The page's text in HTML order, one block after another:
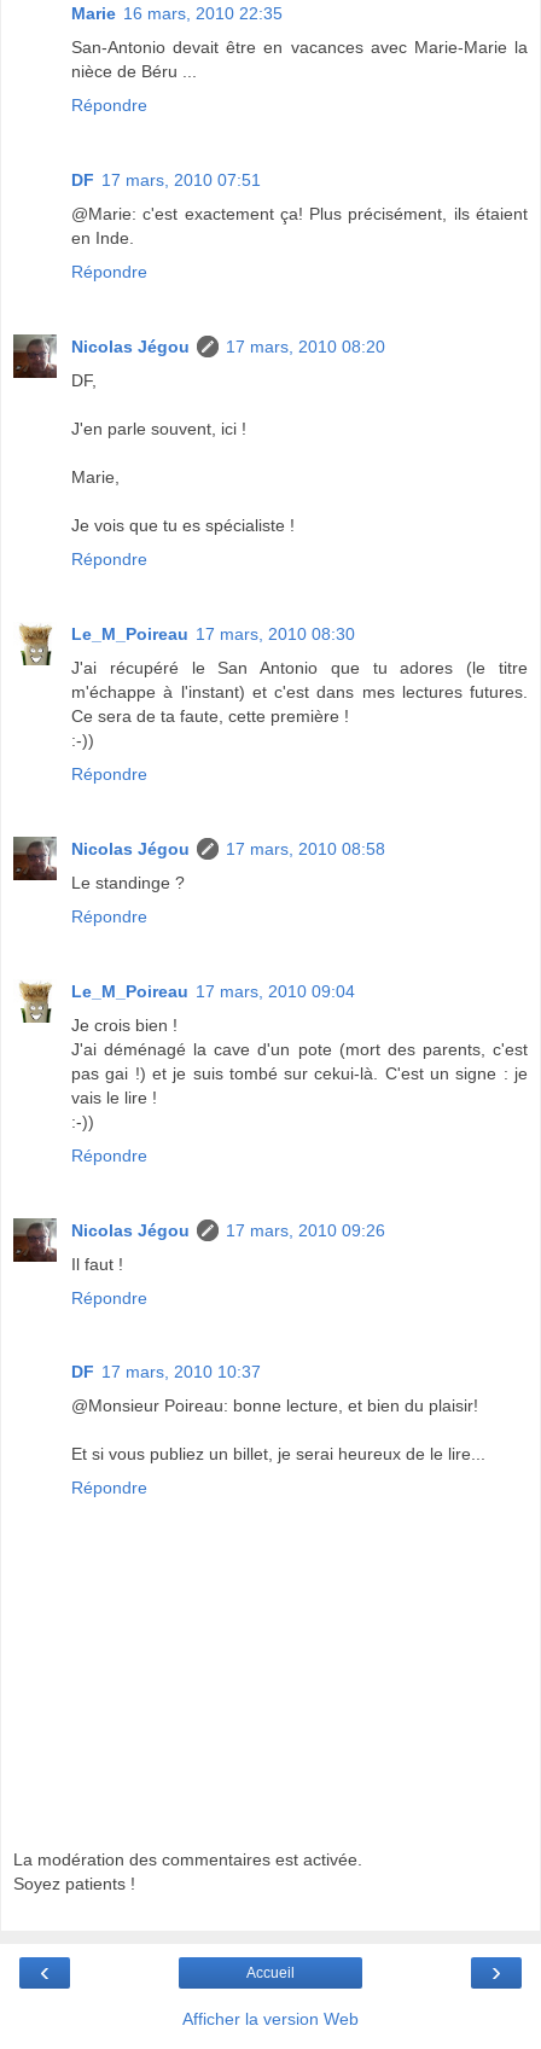
Marie 16 mars, 2010 22:35
San-Antonio devait être en vacances avec Marie-Marie la
nièce de Béru ...
Répondre
DF 17 mars, 2010 07:51
@Marie: c'est exactement ça! Plus précisément, ils étaient
en Inde.
Répondre
Nicolas Jégou
17 mars, 2010 08:20
DF,
J'en parle souvent, ici !
Marie,
Je vois que tu es spécialiste !
Répondre
Le_M_Poireau 17 mars, 2010 08:30
J'ai récupéré le San Antonio que tu adores (le titre
m'échappe à l'instant) et c'est dans mes lectures futures.
Ce sera de ta faute, cette première !
:-))
Répondre
Nicolas Jégou
17 mars, 2010 08:58
Le standinge ?
Répondre
Le_M_Poireau 17 mars, 2010 09:04
Je crois bien !
J'ai déménagé la cave d'un pote (mort des parents, c'est
pas gai !) et je suis tombé sur cekui-là. C'est un signe : je
vais le lire !
:-))
Répondre
Nicolas Jégou
17 mars, 2010 09:26
Il faut !
Répondre
DF 17 mars, 2010 10:37
@Monsieur Poireau: bonne lecture, et bien du plaisir!
Et si vous publiez un billet, je serai heureux de le lire...
Répondre
La modération des commentaires est activée.
Soyez patients !
‹ ›
Accueil
Afficher la version Web